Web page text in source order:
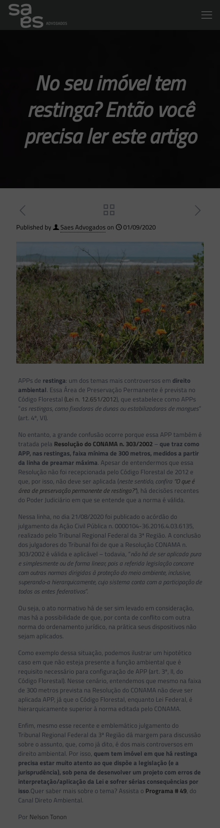
No seu imóvel tem
restinga? Então você
precisa ler este artigo
Published by Saes Advogadoson 01/09/2020
APPs de restinga: um dos temas mais controversos em direito
ambiental. Essa Área de Preservação Permanente é prevista no
Código Florestal (Lei n. 12.651/2012), que estabelece como APPs
“as restingas, como fixadoras de dunas ou estabilizadoras de mangues”
(art. 4º, VI).
No entanto, a grande confusão ocorre porque essa APP também é
tratada pela Resolução do CONAMA n. 303/2002– que traz como
APP, nas restingas, faixa mínima de 300 metros, medidos a partir
da linha de preamar máxima. Apesar de entendermos que essa
Resolução não foi recepcionada pelo Código Florestal de 2012 e
que, por isso, não deve ser aplicada (neste sentido, confira “O que é
área de preservação permanente de restinga?”), há decisões recentes
do Poder Judiciário em que se entende que a norma é válida.
Nessa linha, no dia 21/08/2020 foi publicado o acórdão do
julgamento da Ação Civil Pública n. 0000104-36.2016.4.03.6135,
realizado pelo Tribunal Regional Federal da 3ª Região. A conclusão
dos julgadores do Tribunal foi de que a Resolução CONAMA n.
303/2002 é válida e aplicável – todavia, “não há de ser aplicada pura
e simplesmente ou de forma linear, pois a referida legislação concorre
com outras normas dirigidas à proteção do meio ambiente, inclusive,
superando-a hierarquicamente, cujo sistema conta com a participação de
todos os entes federativos”.
Ou seja, o ato normativo há de ser sim levado em consideração,
mas há a possibilidade de que, por conta de conflito com outra
norma do ordenamento jurídico, na prática seus dispositivos não
sejam aplicados.
Como exemplo dessa situação, podemos ilustrar um hipotético
caso em que não esteja presente a função ambiental que é
requisito necessário para configuração de APP (art. 3º, II, do
Código Florestal). Nesse cenário, entendemos que mesmo na faixa
de 300 metros prevista na Resolução do CONAMA não deve ser
aplicada APP, já que o Código Florestal, enquanto Lei Federal, é
hierarquicamente superior à norma editada pelo CONAMA.
Enfim, mesmo esse recente e emblemático julgamento do
Tribunal Regional Federal da 3ª Região dá margem para discussão
sobre o assunto, que, como já dito, é dos mais controversos em
direito ambiental. Por isso, quem tem imóvel em que há restinga
precisa estar muito atento ao que dispõe a legislação (e a
jurisprudência), sob pena de desenvolver um projeto com erros de
interpretação/aplicação da Lei e sofrer sérias consequências por
isso.Quer saber mais sobre o tema? Assista o Programa # 49, do
Canal Direto Ambiental.
Por Nelson Tonon